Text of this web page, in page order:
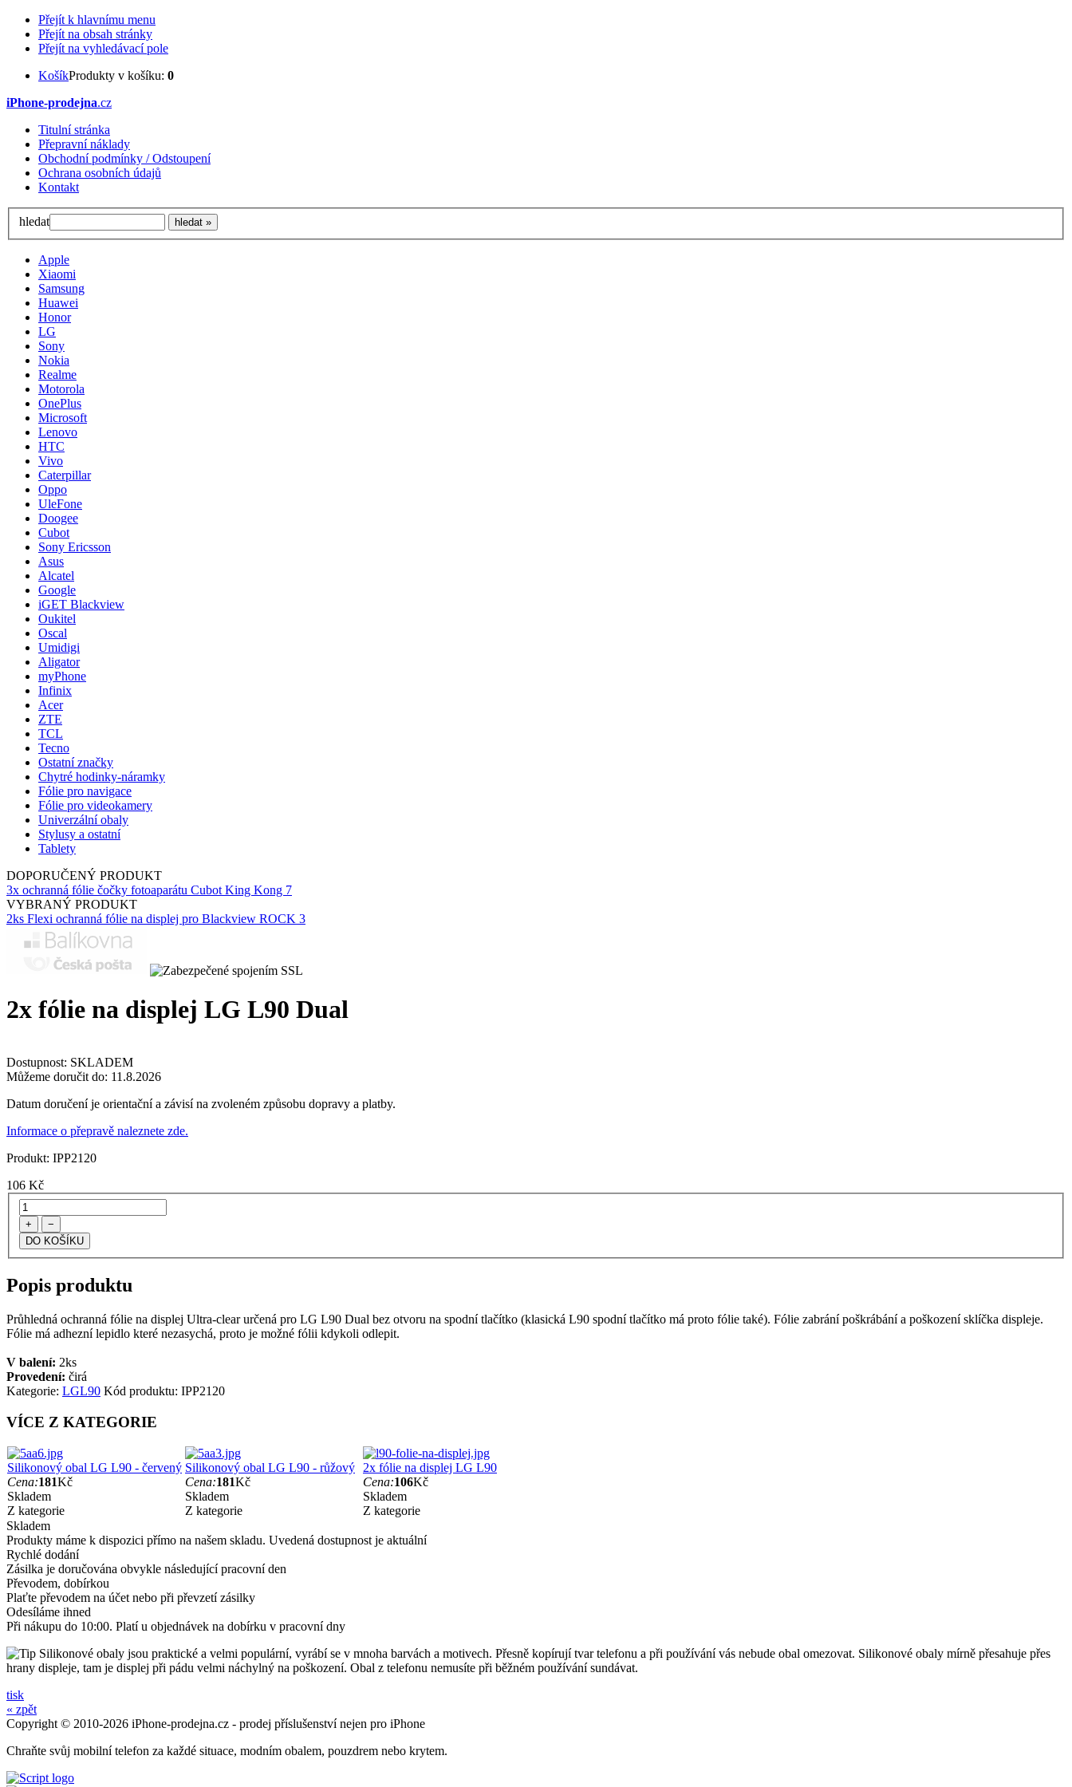
Přejít k hlavnímu menu
Přejít na obsah stránky
Přejít na vyhledávací pole
KošíkProdukty v košíku: 0
iPhone-prodejna.cz
Titulní stránka
Přepravní náklady
Obchodní podmínky / Odstoupení
Ochrana osobních údajů
Kontakt
hledat
Apple
Xiaomi
Samsung
Huawei
Honor
LG
Sony
Nokia
Realme
Motorola
OnePlus
Microsoft
Lenovo
HTC
Vivo
Caterpillar
Oppo
UleFone
Doogee
Cubot
Sony Ericsson
Asus
Alcatel
Google
iGET Blackview
Oukitel
Oscal
Umidigi
Aligator
myPhone
Infinix
Acer
ZTE
TCL
Tecno
Ostatní značky
Chytré hodinky-náramky
Fólie pro navigace
Fólie pro videokamery
Univerzální obaly
Stylusy a ostatní
Tablety
DOPORUČENÝ PRODUKT
3x ochranná fólie čočky fotoaparátu Cubot King Kong 7
VYBRANÝ PRODUKT
2ks Flexi ochranná fólie na displej pro Blackview ROCK 3
2x fólie na displej LG L90 Dual
Dostupnost: SKLADEM
Můžeme doručit do: 11.8.2026
Datum doručení je orientační a závisí na zvoleném způsobu dopravy a platby.
Informace o přepravě naleznete zde.
Produkt: IPP2120
106 Kč
+ −
Popis produktu
Průhledná ochranná fólie na displej Ultra-clear určená pro LG L90 Dual bez otvoru na spodní tlačítko (klasická L90 spodní tlačítko má proto fólie také). Fólie zabrání poškrábání a poškození sklíčka displeje.
Fólie má adhezní lepidlo které nezasychá, proto je možné fólii kdykoli odlepit.
V balení: 2ks
Provedení: čirá
Kategorie: LGL90 Kód produktu: IPP2120
VÍCE Z KATEGORIE
Silikonový obal LG L90 - červený
Cena:181Kč
Skladem
Z kategorie
Silikonový obal LG L90 - růžový
Cena:181Kč
Skladem
Z kategorie
2x fólie na displej LG L90
Cena:106Kč
Skladem
Z kategorie
Skladem
Produkty máme k dispozici přímo na našem skladu. Uvedená dostupnost je aktuální
Rychlé dodání
Zásilka je doručována obvykle následující pracovní den
Převodem, dobírkou
Plaťte převodem na účet nebo při převzetí zásilky
Odesíláme ihned
Při nákupu do 10:00. Platí u objednávek na dobírku v pracovní dny
Silikonové obaly jsou praktické a velmi populární, vyrábí se v mnoha barvách a motivech. Přesně kopírují tvar telefonu a při používání vás nebude obal omezovat. Silikonové obaly mírně přesahuje přes
hrany displeje, tam je displej při pádu velmi náchylný na poškození. Obal z telefonu nemusíte při běžném používání sundávat.
tisk
« zpět
Copyright © 2010-2026 iPhone-prodejna.cz - prodej příslušenství nejen pro iPhone
Chraňte svůj mobilní telefon za každé situace, modním obalem, pouzdrem nebo krytem.